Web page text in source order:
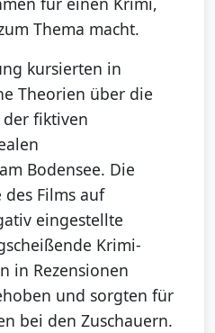
Thema macht.
kursierten in
Theorien über die
der fiktiven
Bodensee. Die
Films auf
eingestellte
Krimi-
in Rezensionen
und sorgten für
bei den Zuschauern.